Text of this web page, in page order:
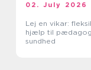
02. July 2026
Lej en vikar:
hjælp til
sundhed